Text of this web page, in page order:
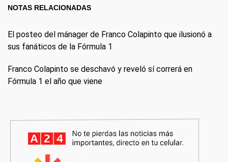
NOTAS RELACIONADAS
El posteo del mánager de Franco Colapinto que ilusionó a
sus fanáticos de la Fórmula 1
Franco Colapinto se deschavó y reveló sí correrá en
Fórmula 1 el año que viene